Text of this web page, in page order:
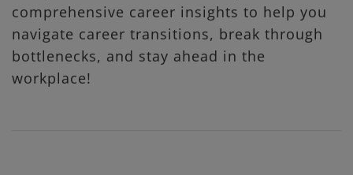
comprehensive career insights to help you
navigate career transitions, break through
bottlenecks, and stay ahead in the
workplace!